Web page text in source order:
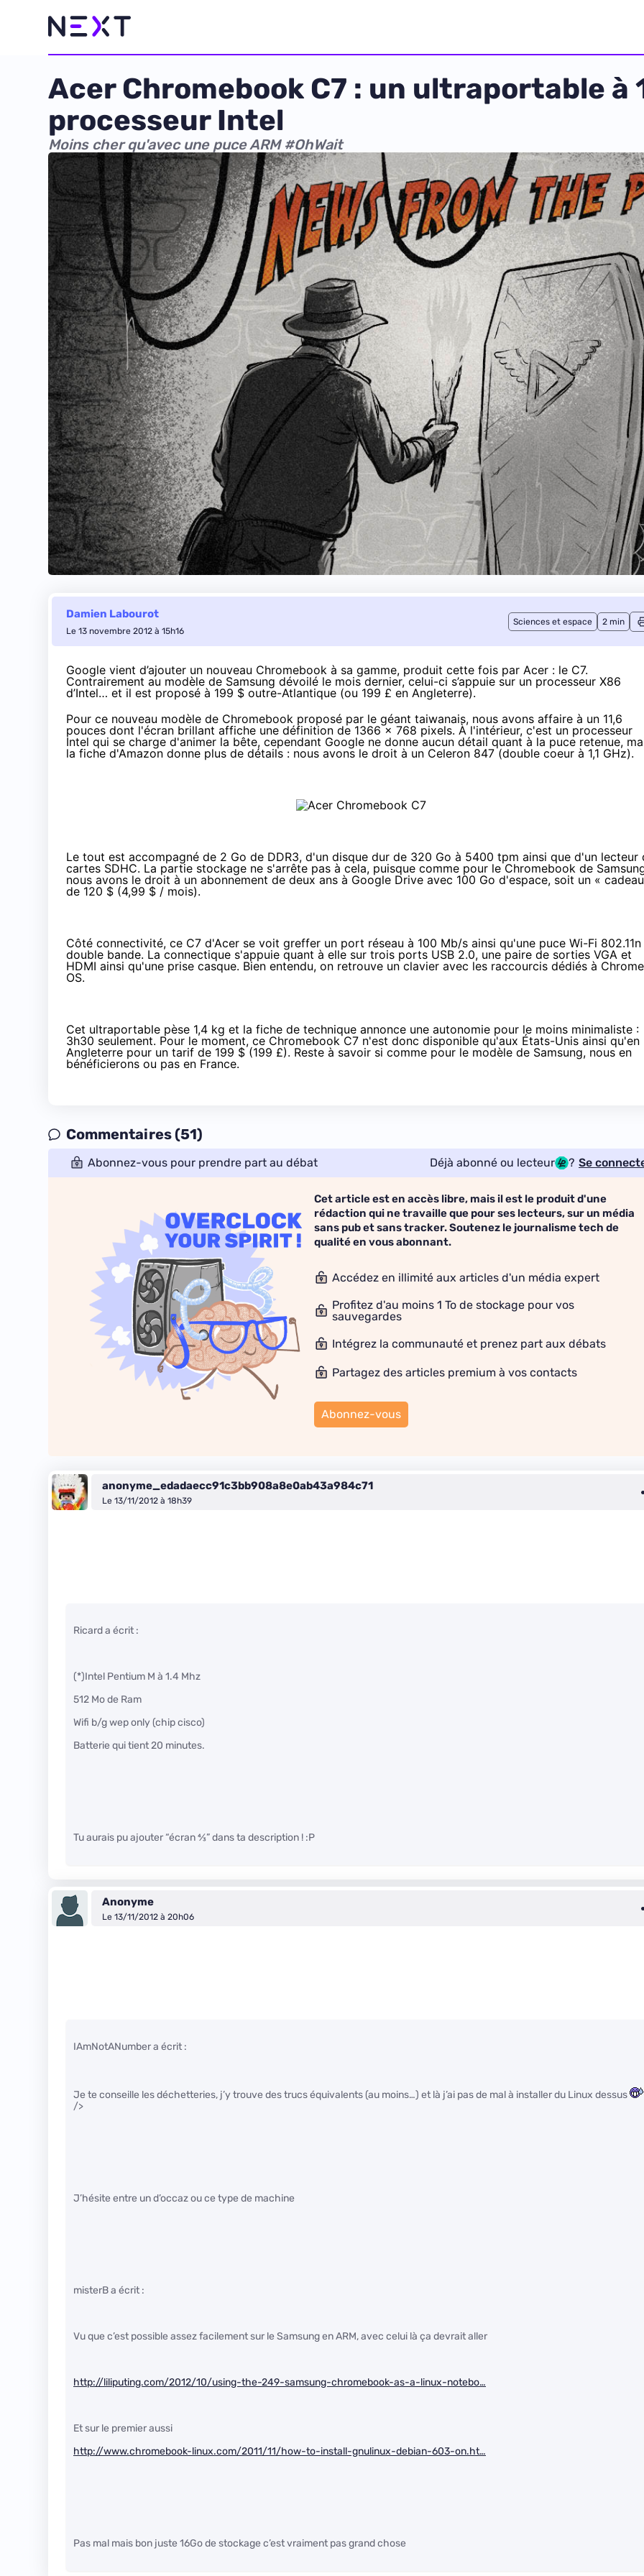
Acer Chromebook C7 : un ultraportable à
processeur Intel
Moins cher qu'avec une puce ARM #OhWait
Damien Labourot
Le 13 novembre 2012 à 15h16
Sciences et espace 2 min
Google vient d’ajouter un nouveau Chromebook à sa gamme, produit cette fois par Acer : le C7.
Contrairement au modèle de Samsung dévoilé le mois dernier, celui-ci s’appuie sur un processeur X86
d’Intel… et il est proposé à 199 $ outre-Atlantique (ou 199 £ en Angleterre).
Pour ce nouveau modèle de Chromebook proposé par le géant taiwanais, nous avons affaire à un 11,6
pouces dont l'écran brillant affiche une définition de 1366 x 768 pixels. À l'intérieur, c'est un processeur
Intel qui se charge d'animer la bête, cependant Google ne donne aucun détail quant à la puce retenue,
la fiche d'Amazon donne plus de détails : nous avons le droit à un Celeron 847(double coeur à 1,1 GHz).
Le tout est accompagné de 2 Go de DDR3, d'un disque dur de 320 Go à 5400 tpm ainsi que d'un lecteur
cartes SDHC. La partie stockage ne s'arrête pas à cela, puisque comme pour le Chromebook de
nous avons le droit à un abonnement de deux ans à Google Drive avec 100 Go d'espace, soit un «
de 120 $ (4,99 $ / mois).
Côté connectivité, ce C7 d'Acer se voit greffer un port réseau à 100 Mb/s ainsi qu'une puce Wi-Fi 802.11n
double bande. La connectique s'appuie quant à elle sur trois ports USB 2.0, une paire de sorties VGA et
HDMI ainsi qu'une prise casque. Bien entendu, on retrouve un clavier avec les raccourcis dédiés à Chrome
OS.
Cet ultraportable pèse 1,4 kg et la fiche de technique annonce une autonomie pour le moins minimaliste :
3h30 seulement. Pour le moment, ce Chromebook C7 n'est donc disponible qu'aux États-Unis ainsi qu'en
Angleterre pour un tarif de 199 $ (199 £). Reste à savoir si comme pour le modèle de Samsung, nous en
bénéficierons ou pas en France.
Commentaires (51)
Abonnez-vous pour prendre part au débat Déjà abonné ou lecteur ? Se
Cet article est en accès libre, mais il est le produit d'une
rédaction qui ne travaille que pour ses lecteurs, sur un média
sans pub et sans tracker. Soutenez le journalisme tech de
qualité en vous abonnant.
Accédez en illimité aux articles d'un média expert
Profitez d'au moins 1 To de stockage pour vos
sauvegardes
Intégrez la communauté et prenez part aux débats
Partagez des articles premium à vos contacts
Abonnez-vous
anonyme_edadaecc91c3bb908a8e0ab43a984c71
Le 13/11/2012 à 18h39
Ricard a écrit :
(*)Intel Pentium M à 1.4 Mhz
512 Mo de Ram
Wifi b/g wep only (chip cisco)
Batterie qui tient 20 minutes.
Tu aurais pu ajouter “écran4⁄3” dans ta description ! :P
Anonyme
Le 13/11/2012 à 20h06
IAmNotANumber a écrit :
Je te conseille les déchetteries, j’y trouve des trucs équivalents (au moins…) et là j’ai pas de mal à installer du Linux dessus
/>
J’hésite entre un d’occaz ou ce type de machine
misterB a écrit :
Vu que c’est possible assez facilement sur le Samsung en ARM, avec celui là ça devrait aller
http://liliputing.com/2012/10/using-the-249-samsung-chromebook-as-a-linux-notebo…
Et sur le premier aussi
http://www.chromebook-linux.com/2011/11/how-to-install-gnulinux-debian-603-on.ht…
Pas mal mais bon juste 16Go de stockage c’est vraiment pas grand chose